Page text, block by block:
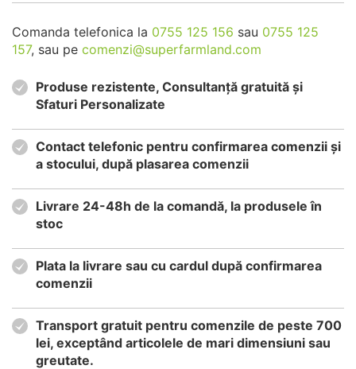
Comanda telefonica la 0755 125 156 sau 0755 125
157, sau pe comenzi@superfarmland.com
Produse rezistente, Consultanță gratuită și
Sfaturi Personalizate
Contact telefonic pentru confirmarea comenzii și
a stocului, după plasarea comenzii
Livrare 24-48h de la comandă, la produsele în
stoc
Plata la livrare sau cu cardul după confirmarea
comenzii
Transport gratuit pentru comenzile de peste 700
lei, exceptând articolele de mari dimensiuni sau
greutate.